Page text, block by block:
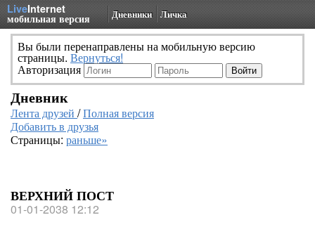
LiveInternet
мобильная версия Дневники Личка
Вы были перенаправлены на мобильную версию
страницы. Вернуться!
Авторизация
Дневник
Лента друзей /Полная версия
Добавить в друзья
Страницы: раньше»
ВЕРХНИЙ ПОСТ
01-01-2038 12:12